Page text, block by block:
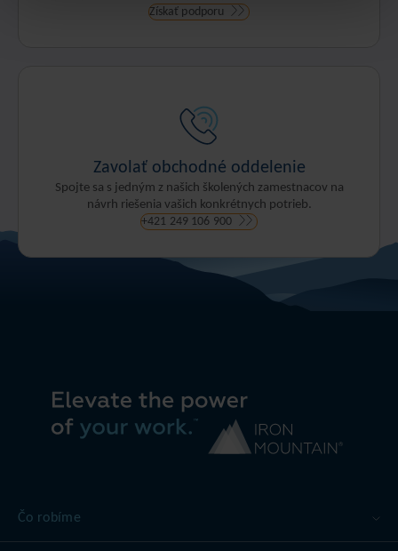
Získať podporu
Zavolať obchodné oddelenie
Spojte sa s jedným z našich školených zamestnacov na
návrh riešenia vašich konkrétnych potrieb.
+421 249 106 900
Čo robíme